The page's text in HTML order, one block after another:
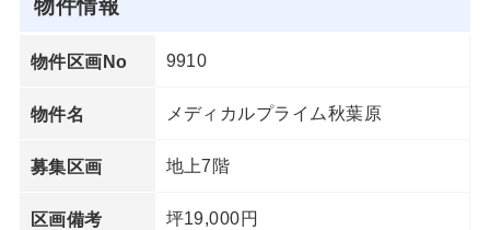
物件情報
物件区画No 9910
物件名 メディカルプライム秋葉原
募集区画 地上7階
区画備考 坪19,000円